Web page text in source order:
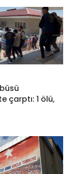
çarptı: 1 ölü,